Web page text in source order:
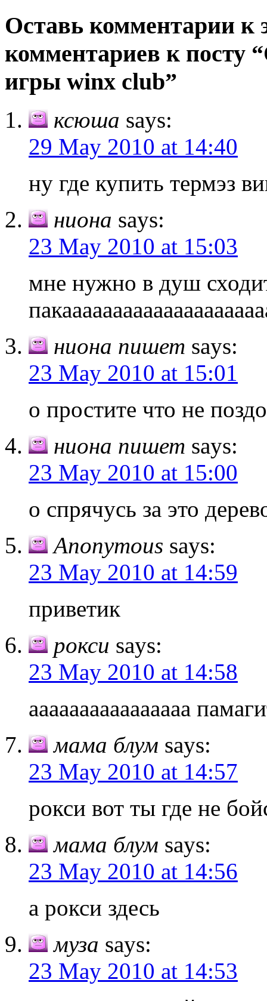
Оставь комментарии к
комментариев к посту
игры winx club”
ксюша says:
29 May 2010 at 14:40
ну где купить термэз
ниона says:
23 May 2010 at 15:03
мне нужно в душ
ниона пишет says:
23 May 2010 at 15:01
о простите что не
ниона пишет says:
23 May 2010 at 15:00
о спрячусь за это
Anonymous says:
23 May 2010 at 14:59
приветик
рокси says:
23 May 2010 at 14:58
аааааааааааааааа
мама блум says:
23 May 2010 at 14:57
рокси вот ты где не
мама блум says:
23 May 2010 at 14:56
а рокси здесь
муза says:
23 May 2010 at 14:53